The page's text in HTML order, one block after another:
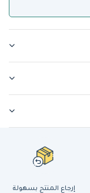
إرجاع المنتج بسهولة